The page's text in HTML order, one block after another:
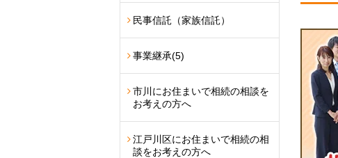
民事信託（家族信託）
事業継承(5)
市川にお住まいで相続の相談を
お考えの方へ
江戸川区にお住まいで相続の相
談をお考えの方へ